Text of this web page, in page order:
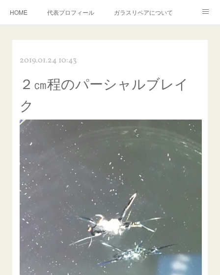
HOME 代表プロフィール ガラスリペアについて
飛び石施工料金について
当店へのアクセス 建築ガラスキズ取り・研磨・磨き
【プロ使用】フッ素系ガラストリートメント『アクアペル』
欧州車モールの白サビやシミを落とす！
instagram記事 ガラスリペア施工価格
飛び石ひび割れでヒビ先が伸びた場合は？
2019.01.24 10:43
２㎝程のパーシャルブレイ
ク